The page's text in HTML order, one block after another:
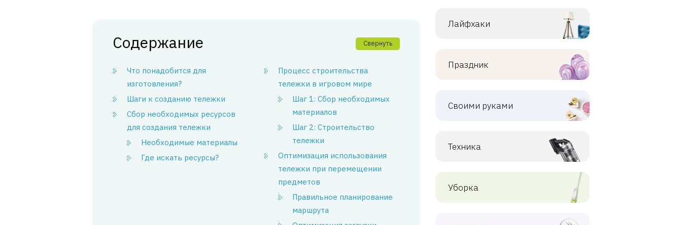
Содержание Свернуть
Что понадобится для
изготовления?
Шаги к созданию тележки
Сбор необходимых ресурсов
для создания тележки
Необходимые материалы
Где искать ресурсы?
Процесс строительства
тележки в игровом мире
Шаг 1: Сбор необходимых
материалов
Шаг 2: Строительство
тележки
Оптимизация использования
тележки при перемещении
предметов
Правильное планирование
маршрута
Лайфхаки
Праздник
Своими руками
Техника
Уборка